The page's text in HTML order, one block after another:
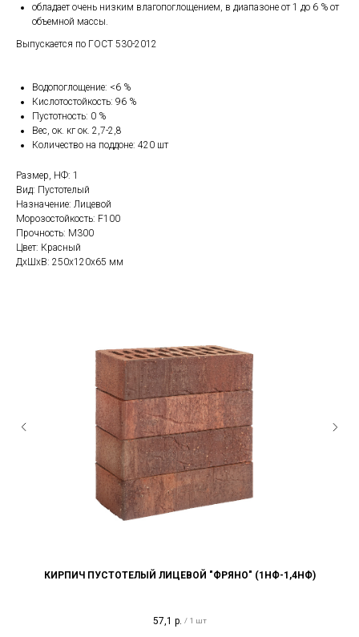
обладает очень низким влагопоглощением, в диапазоне от 1 до 6 % от
объемной массы.
Выпускается по ГОСТ 530-2012
Водопоглощение: <6 %
Кислотостойкость: 96 %
Пустотность: 0 %
Вес, ок. кг ок. 2,7-2,8
Количество на поддоне: 420 шт
Размер, НФ: 1
Вид: Пустотелый
Назначение: Лицевой
Морозостойкость: F100
Прочность: М300
Цвет: Красный
ДxШxВ: 250x120x65 мм
КИРПИЧ ПУСТОТЕЛЫЙ ЛИЦЕВОЙ "ФРЯНО" (1НФ-1,4НФ)
57,1 р. / 1 шт